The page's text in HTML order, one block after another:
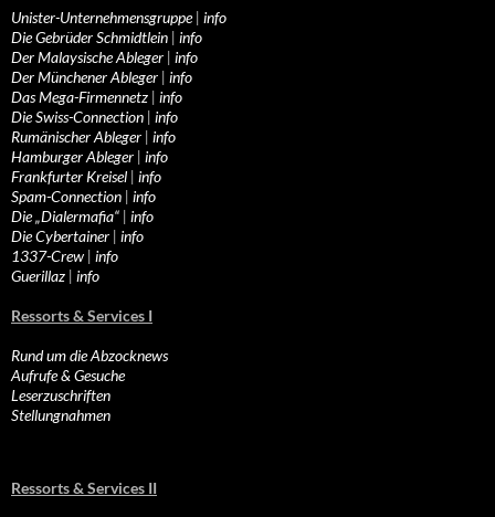
Unister-Unternehmensgruppe| info
Die Gebrüder Schmidtlein | info
Der Malaysische Ableger | info
Der Münchener Ableger | info
Das Mega-Firmennetz | info
Die Swiss-Connection | info
Rumänischer Ableger | info
Hamburger Ableger | info
Frankfurter Kreisel | info
Spam-Connection | info
Die „Dialermafia“ | info
Die Cybertainer | info
1337-Crew | info
Guerillaz | info
Ressorts & Services I
Rund um die Abzocknews
Aufrufe & Gesuche
Leserzuschriften
Stellungnahmen
Ressorts & Services II